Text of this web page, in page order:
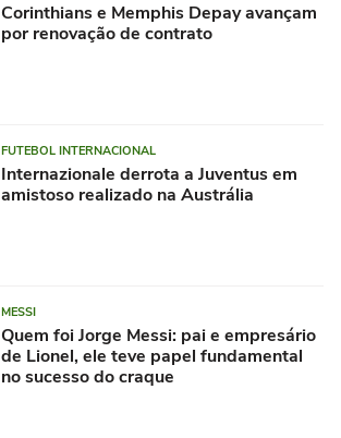
Corinthians e Memphis Depay avançam
por renovação de contrato
FUTEBOL INTERNACIONAL
Internazionale derrota a Juventus em
amistoso realizado na Austrália
MESSI
Quem foi Jorge Messi: pai e empresário
de Lionel, ele teve papel fundamental
no sucesso do craque